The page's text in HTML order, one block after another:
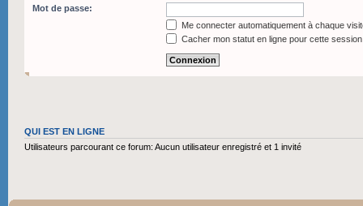
Mot de passe:
Me connecter automatiquement à chaque
Cacher mon statut en ligne pour cette session
QUI EST EN LIGNE
Utilisateurs parcourant ce forum: Aucun utilisateur enregistré et 1 invité